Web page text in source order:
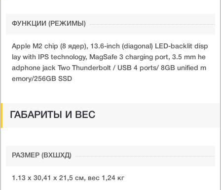
ФУНКЦИИ (РЕЖИМЫ)
Apple M2 chip (8 ядер), 13.6-inch (diagonal) LED-backlit disp
lay with IPS technology, MagSafe 3 charging port, 3.5 mm he
adphone jack Two Thunderbolt / USB 4 ports/ 8GB unified m
emory/256GB SSD
ГАБАРИТЫ И ВЕС
РАЗМЕР (ВXШXД)
1.13 х 30,41 х 21,5 см, вес 1,24 кг